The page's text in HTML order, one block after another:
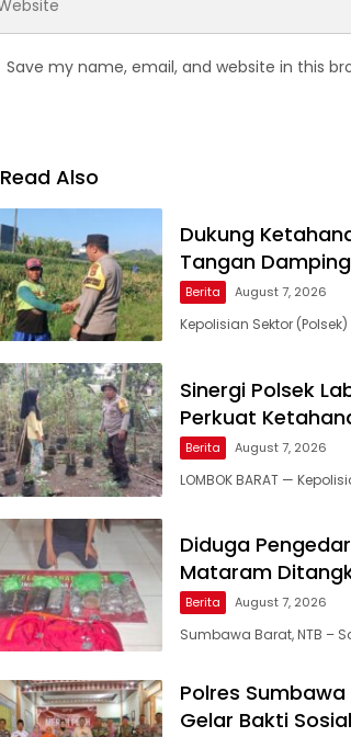
Save my name, email, and website in this
Read Also
Dukung
Tangan
Berita August 7, 2026
Kepolisian Sektor
Sinergi Polsek
Perkuat
Berita August 7, 2026
LOMBOK BARAT —
Diduga
Mataram
Berita August 7, 2026
Sumbawa Barat, NTB –
Polres Sumbawa
Gelar Bakti